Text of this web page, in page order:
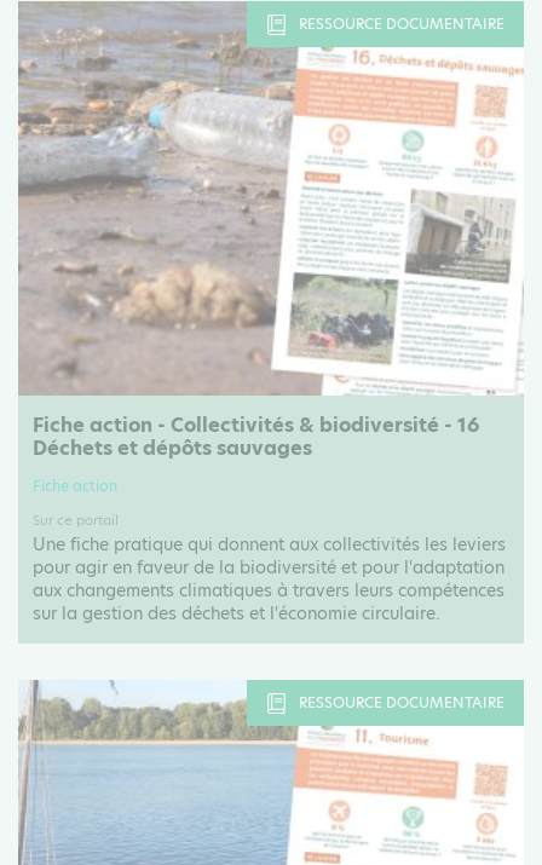
RESSOURCE DOCUMENTAIRE
Fiche action - Collectivités & biodiversité - 16
Déchets et dépôts sauvages
Fiche action
Sur ce portail
Une fiche pratique qui donnent aux collectivités les leviers
pour agir en faveur de la biodiversité et pour l'adaptation
aux changements climatiques à travers leurs compétences
sur la gestion des déchets et l'économie circulaire.
RESSOURCE DOCUMENTAIRE